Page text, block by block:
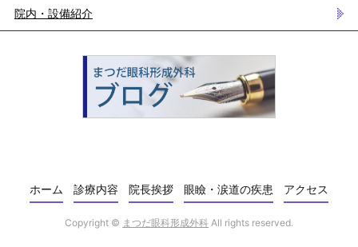
院内・設備紹介
ホーム 診療内容 院長挨拶 眼瞼・涙道の疾患 アクセス
Copyright © まつだ眼科形成外科 All rights reserved.